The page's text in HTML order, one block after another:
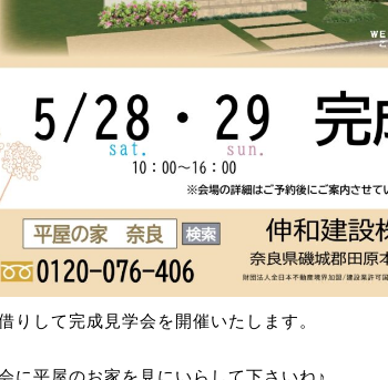
りして完成見学会を開催いたします。
に平屋のお家を見にいらして下さいね♪